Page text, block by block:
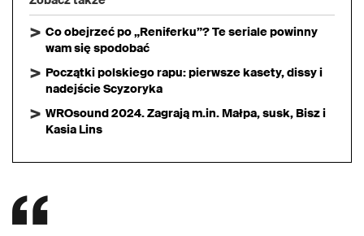
Co obejrzeć po „Reniferku”? Te seriale powinny
wam się spodobać
Początki polskiego rapu: pierwsze kasety, dissy i
nadejście Scyzoryka
WROsound 2024. Zagrają m.in. Małpa, susk, Bisz i
Kasia Lins